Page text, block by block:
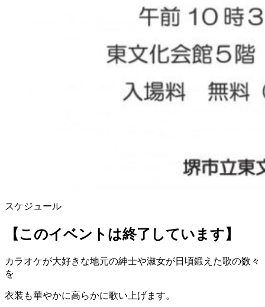
スケジュール
【このイベントは終了しています】
カラオケが大好きな地元の紳士や淑女が日頃鍛えた歌の数々
を
衣装も華やかに高らかに歌い上げます。